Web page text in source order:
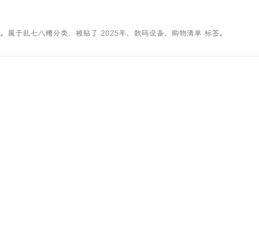
。属于乱七八糟分类，被贴了 2025年、 数码设备、 购物清单 标签。